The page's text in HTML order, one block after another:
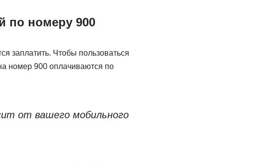
по номеру 900
заплатить. Чтобы пользоваться
номер 900 оплачиваются по
от вашего мобильного